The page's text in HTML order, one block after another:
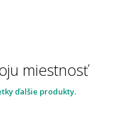
miestnosť
ďalšie produkty.